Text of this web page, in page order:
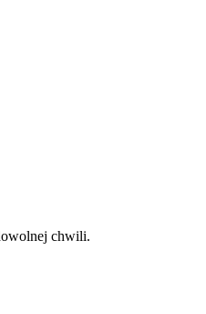
chwili.